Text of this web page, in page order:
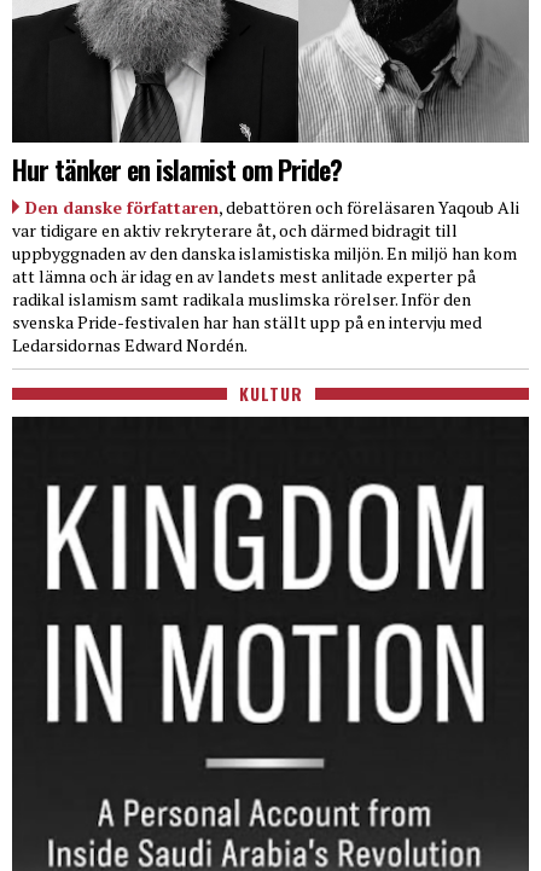
Hur tänker en islamist om Pride?
Den danske författaren, debattören och föreläsaren Yaqoub Ali
var tidigare en aktiv rekryterare åt, och därmed bidragit till
uppbyggnaden av den danska islamistiska miljön. En miljö han kom
att lämna och är idag en av landets mest anlitade experter på
radikal islamism samt radikala muslimska rörelser. Inför den
svenska Pride-festivalen har han ställt upp på en intervju med
Ledarsidornas Edward Nordén.
KULTUR